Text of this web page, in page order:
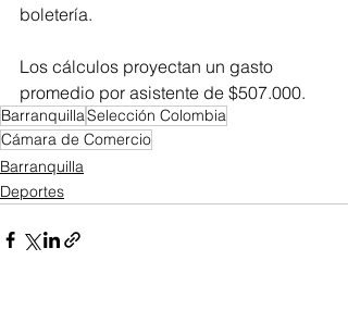
boletería.
Los cálculos proyectan un gasto
promedio por asistente de $507.000.
BarranquillaSelección Colombia
Cámara de Comercio
Barranquilla
Deportes